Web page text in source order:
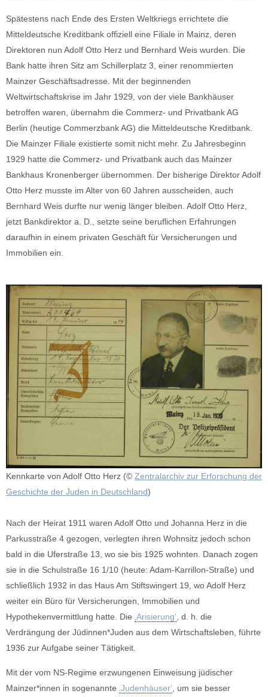
Spätestens nach Ende des Ersten Weltkriegs errichtete die
Mitteldeutsche Kreditbank offiziell eine Filiale in Mainz, deren
Direktoren nun Adolf Otto Herz und Bernhard Weis wurden. Die
Bank hatte ihren Sitz am Schillerplatz 3, einer renommierten
Mainzer Geschäftsadresse. Mit der beginnenden
Weltwirtschaftskrise im Jahr 1929, von der viele Bankhäuser
betroffen waren, übernahm die Commerz- und Privatbank AG
Berlin (heutige Commerzbank AG) die Mitteldeutsche Kreditbank.
Die Mainzer Filiale existierte somit nicht mehr. Zu Jahresbeginn
1929 hatte die Commerz- und Privatbank auch das Mainzer
Bankhaus Kronenberger übernommen. Der bisherige Direktor Adolf
Otto Herz musste im Alter von 60 Jahren ausscheiden, auch
Bernhard Weis durfte nur wenig länger bleiben. Adolf Otto Herz,
jetzt Bankdirektor a. D., setzte seine beruflichen Erfahrungen
daraufhin in einem privaten Geschäft für Versicherungen und
Immobilien ein.
Kennkarte von Adolf Otto Herz (© Zentralarchiv zur Erforschung der
Geschichte der Juden in Deutschland)
Nach der Heirat 1911 waren Adolf Otto und Johanna Herz in die
Parkusstraße 4 gezogen, verlegten ihren Wohnsitz jedoch schon
bald in die Uferstraße 13, wo sie bis 1925 wohnten. Danach zogen
sie in die Schulstraße 16 1/10 (heute: Adam-Karrillon-Straße) und
schließlich 1932 in das Haus Am Stiftswingert 19, wo Adolf Herz
weiter ein Büro für Versicherungen, Immobilien und
Hypothekenvermittlung hatte. Die ‚Arisierung‘, d. h. die
Verdrängung der Jüdinnen*Juden aus dem Wirtschaftsleben, führte
1936 zur Aufgabe seiner Tätigkeit.
Mit der vom NS-Regime erzwungenen Einweisung jüdischer
Mainzer*innen in sogenannte ‚Judenhäuser‘ , um sie besser